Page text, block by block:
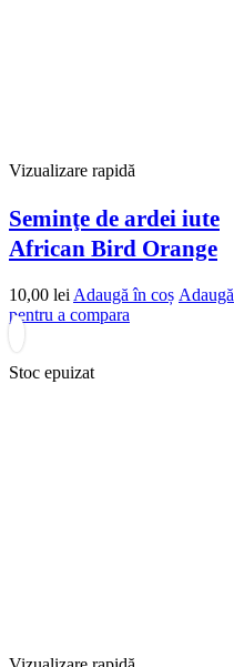
Vizualizare rapidă
Seminţe de ardei iute
African Bird Orange
10,00 lei Adaugă în coș Adaugă
pentru a compara
Stoc epuizat